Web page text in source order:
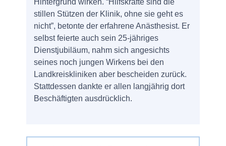
Hintergrund wirken. “Hilfskräfte sind die
stillen Stützen der Klinik, ohne sie geht es
nicht”, betonte der erfahrene Anästhesist. Er
selbst feierte auch sein 25-jähriges
Dienstjubiläum, nahm sich angesichts
seines noch jungen Wirkens bei den
Landkreiskliniken aber bescheiden zurück.
Stattdessen dankte er allen langjährig dort
Beschäftigten ausdrücklich.